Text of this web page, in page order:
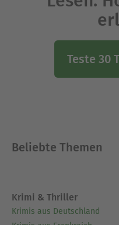
Teste 30
Beliebte Themen
Krimi & Thriller
Krimis aus Deutschland